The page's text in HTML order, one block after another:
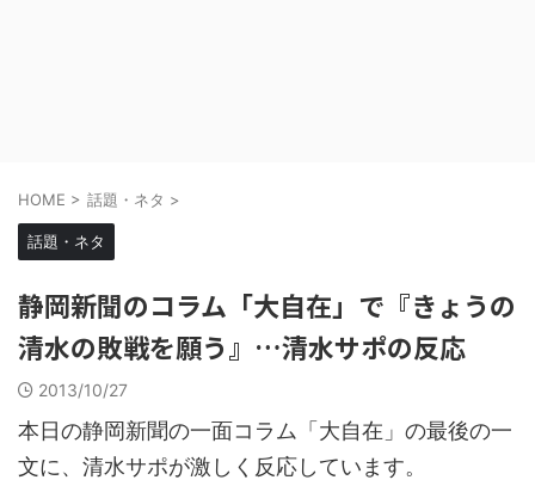
HOME > 話題・ネタ >
話題・ネタ
静岡新聞のコラム「大自在」で『きょうの
清水の敗戦を願う』…清水サポの反応
2013/10/27
本日の静岡新聞の一面コラム「大自在」の最後の一
文に、清水サポが激しく反応しています。